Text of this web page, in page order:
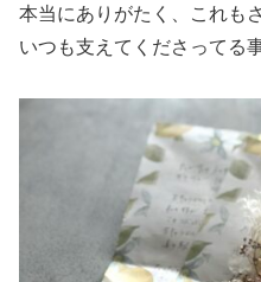
本当にありがたく、これも
いつも支えてくださってる